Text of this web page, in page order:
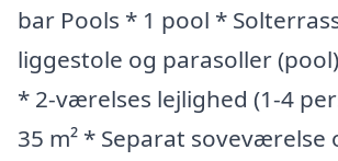
bar Pools * 1 pool *
liggestole og parasoller
* 2-værelses lejlighed (1-4
35 m² * Separat soveværelse